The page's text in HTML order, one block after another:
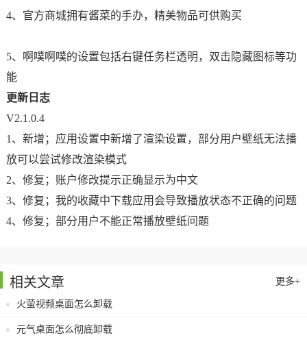
4、官方商城拥有酱菜的手办，精美物品可供购买
5、啊噗啊噗的设置包括右键任务栏透明，双击隐藏图标等功
能
更新日志
V2.1.0.4
1、新增；应用设置中新增了渲染设置，部分用户壁纸无法播
放可以尝试修改渲染模式
2、修复；账户修改提示正确显示为中文
3、修复；我的收藏中下载应用会导致播放状态不正确的问题
4、修复；部分用户不能正常播放壁纸问题
相关文章 更多+
火萤视频桌面怎么卸载
元气桌面怎么彻底卸载